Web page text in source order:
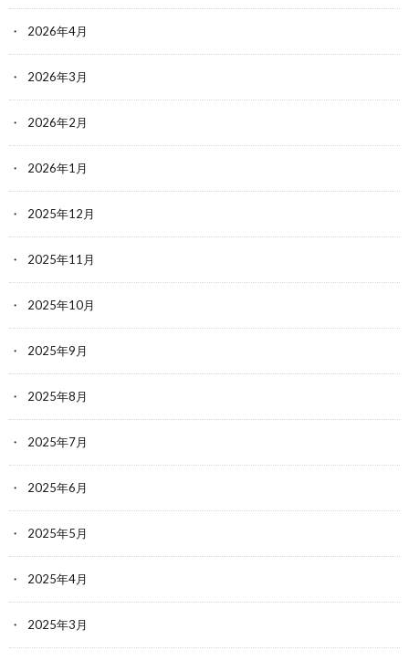
2026年4月
2026年3月
2026年2月
2026年1月
2025年12月
2025年11月
2025年10月
2025年9月
2025年8月
2025年7月
2025年6月
2025年5月
2025年4月
2025年3月